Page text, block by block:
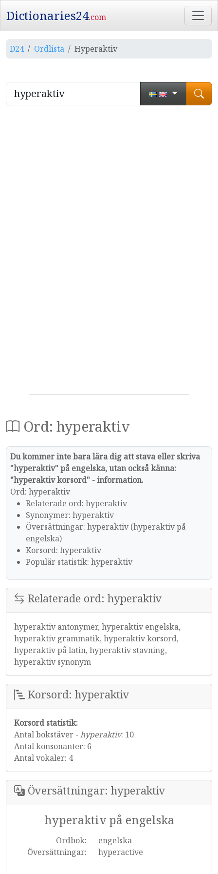
Dictionaries24.com
D24 Ordlista Hyperaktiv
Ord: hyperaktiv
Du kommer inte bara lära dig att stava eller skriva
"hyperaktiv" på engelska, utan också känna:
"hyperaktiv korsord" - information.
Ord: hyperaktiv
Relaterade ord: hyperaktiv
Synonymer: hyperaktiv
Översättningar: hyperaktiv (hyperaktiv på
engelska)
Korsord: hyperaktiv
Populär statistik: hyperaktiv
Relaterade ord: hyperaktiv
hyperaktiv antonymer, hyperaktiv engelska,
hyperaktiv grammatik, hyperaktiv korsord,
hyperaktiv på latin, hyperaktiv stavning,
hyperaktiv synonym
Korsord: hyperaktiv
Korsord statistik:
Antal bokstäver - hyperaktiv: 10
Antal konsonanter: 6
Antal vokaler: 4
Översättningar: hyperaktiv
hyperaktiv på engelska
Ordbok:
engelska
Översättningar:
hyperactive